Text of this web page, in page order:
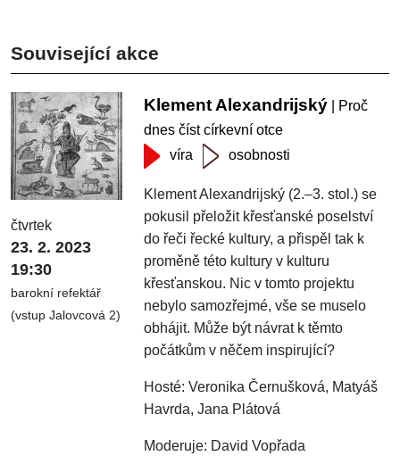
Související akce
čtvrtek
23. 2. 2023
19:30
barokní refektář
(vstup Jalovcová 2)
Klement Alexandrijský | Proč
dnes číst církevní otce
víra
osobnosti
Klement Alexandrijský (2.–3. stol.) se
pokusil přeložit křesťanské poselství
do řeči řecké kultury, a přispěl tak k
proměně této kultury v kulturu
křesťanskou. Nic v tomto projektu
nebylo samozřejmé, vše se muselo
obhájit. Může být návrat k těmto
počátkům v něčem inspirující?
Hosté: Veronika Černušková, Matyáš
Havrda, Jana Plátová
Moderuje: David Vopřada